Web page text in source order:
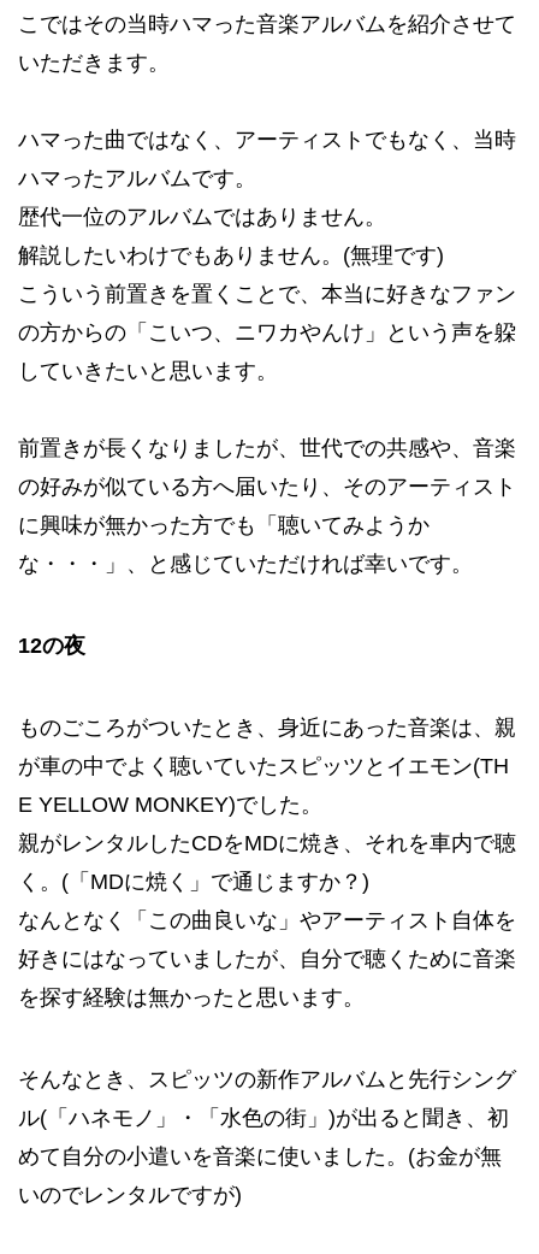
こではその当時ハマった音楽アルバムを紹介させて
いただきます。
ハマった曲ではなく、アーティストでもなく、当時
ハマったアルバムです。
歴代一位のアルバムではありません。
解説したいわけでもありません。(無理です)
こういう前置きを置くことで、本当に好きなファン
の方からの「こいつ、ニワカやんけ」という声を躱
していきたいと思います。
前置きが長くなりましたが、世代での共感や、音楽
の好みが似ている方へ届いたり、そのアーティスト
に興味が無かった方でも「聴いてみようか
な・・・」、と感じていただければ幸いです。
12の夜
ものごころがついたとき、身近にあった音楽は、親
が車の中でよく聴いていたスピッツとイエモン(TH
E YELLOW MONKEY)でした。
親がレンタルしたCDをMDに焼き、それを車内で聴
く。(「MDに焼く」で通じますか？)
なんとなく「この曲良いな」やアーティスト自体を
好きにはなっていましたが、自分で聴くために音楽
を探す経験は無かったと思います。
そんなとき、スピッツの新作アルバムと先行シング
ル(「ハネモノ」・「水色の街」)が出ると聞き、初
めて自分の小遣いを音楽に使いました。(お金が無
いのでレンタルですが)